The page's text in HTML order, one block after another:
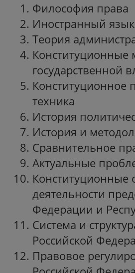
Философия права
Иностранный
Теория
Конституционные
государственной
Конституционное
техника
История
История и
Сравнительное
Актуальные
деятельности
Федерации и
Система и
Российской
Правовое